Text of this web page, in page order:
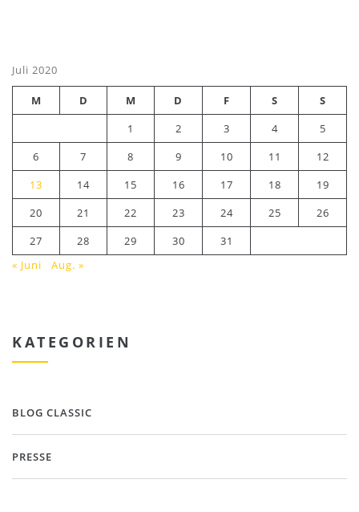
Juli 2020
M D M D F S
S
1
2 3 4
5
6
7 8 9 10 11
12
13
14 15 16 17 18
19
20
21 22 23 24 25
26
27
28 29 30
31
« Juni
Aug. »
KATEGORIEN
BLOG CLASSIC
PRESSE